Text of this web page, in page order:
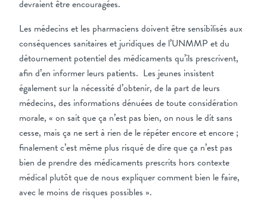
devraient être encouragées.
Les médecins et les pharmaciens doivent être sensibilisés aux
conséquences sanitaires et juridiques de l’UNMMP et du
détournement potentiel des médicaments qu’ils prescrivent,
afin d’en informer leurs patients. Les jeunes insistent
également sur la nécessité d’obtenir, de la part de leurs
médecins, des informations dénuées de toute considération
morale, « on sait que ça n’est pas bien, on nous le dit sans
cesse, mais ça ne sert à rien de le répéter encore et encore ;
finalement c’est même plus risqué de dire que ça n’est pas
bien de prendre des médicaments prescrits hors contexte
médical plutôt que de nous expliquer comment bien le faire,
avec le moins de risques possibles ».